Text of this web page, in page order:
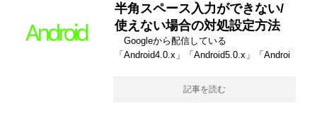
半角スペース入力ができない/
使えない場合の対処設定方法
Googleから配信している
「Android4.0.x」「Android5.0.x」「Androi
記事を読む